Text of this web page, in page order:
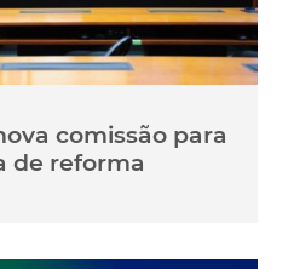
comissão para
de reforma